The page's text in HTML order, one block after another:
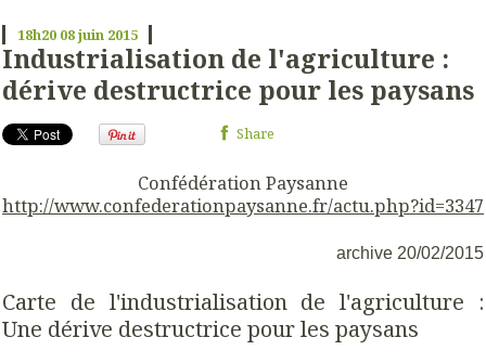
18h20 08juin 2015
Industrialisation de l'agriculture :
dérive destructrice pour les paysans
Share
Confédération Paysanne
http://www.confederationpaysanne.fr/actu.php?id=3347
archive 20/02/2015
Carte de l'industrialisation de l'agriculture :
Une dérive destructrice pour les paysans